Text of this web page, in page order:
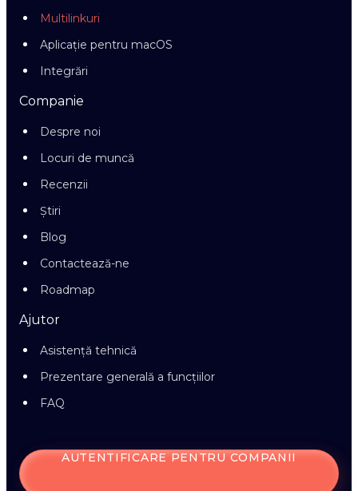
Multilinkuri
Aplicație pentru macOS
Integrări
Companie
Despre noi
Locuri de muncă
Recenzii
Știri
Blog
Contactează-ne
Roadmap
Ajutor
Asistență tehnică
Prezentare generală a funcțiilor
FAQ
AUTENTIFICARE PENTRU COMPANII